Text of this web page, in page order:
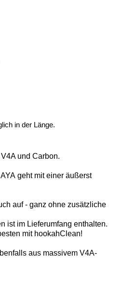
in der Länge.
und Carbon.
geht mit einer äußerst
auf - ganz ohne zusätzliche
ist im Lieferumfang enthalten.
mit hookahClean!
aus massivem V4A-